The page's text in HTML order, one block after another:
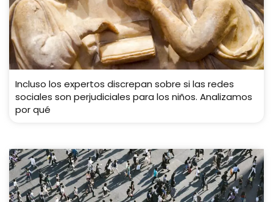
Incluso los expertos discrepan sobre si las redes
sociales son perjudiciales para los niños. Analizamos
por qué